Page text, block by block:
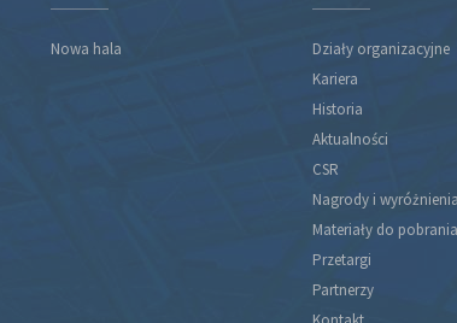
Nowa hala
Działy organizacyjne
Kariera
Historia
Aktualności
CSR
Nagrody i wyróżnienia
Materiały do pobrania
Przetargi
Partnerzy